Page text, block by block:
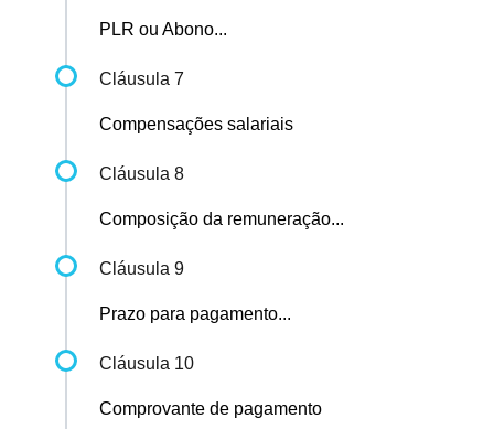
PLR ou Abono...
Cláusula 7
Compensações salariais
Cláusula 8
Composição da remuneração...
Cláusula 9
Prazo para pagamento...
Cláusula 10
Comprovante de pagamento